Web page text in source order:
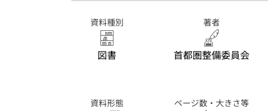
資料種別
図書
著者
首都圏整備委員会
資料形態 ページ数・大きさ等